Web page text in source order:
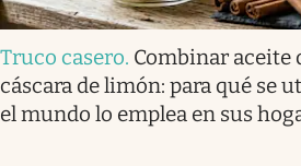
Truco casero. Combinar aceite
cáscara de limón: para qué se
el mundo lo emplea en sus